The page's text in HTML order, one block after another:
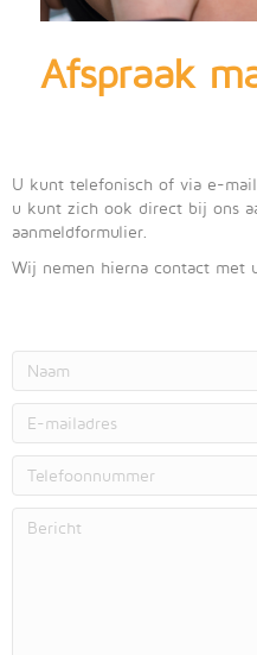
Afspraak
U kunt telefonisch of via e-
u kunt zich ook direct bij ons
aanmeldformulier.
Wij nemen hierna contact met